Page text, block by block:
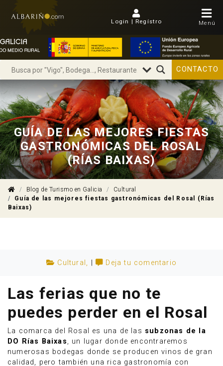
Login | Regístro Menú
CONTACTO
GUÍA DE LAS MEJORES FIESTAS
GASTRONÓMICAS DEL ROSAL
(RÍAS BAIXAS)
Blog de Turismo en Galicia
Cultural
Guía de las mejores fiestas gastronómicas del Rosal (Rías
Baixas)
Cultural , Deja tu comentario
Las ferias que no te
puedes perder en el Rosal
La comarca del Rosal es una de las subzonas de la
DO Rías Baixas, un lugar donde encontraremos
numerosas bodegas donde se producen vinos de gran
calidad, pero también una rica gastronomía con